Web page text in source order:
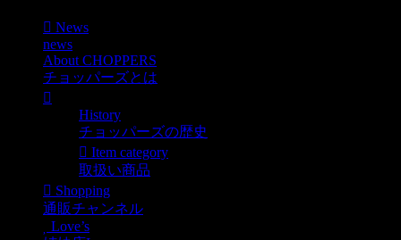
News
news
About CHOPPERS
チョッパーズとは
History
チョッパーズの歴史
Item category
取扱い商品
Shopping
通販チャンネル
Love’s